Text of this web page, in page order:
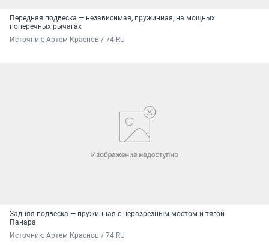
Передняя подвеска — независимая, пружинная, на мощных
поперечных рычагах
Источник: Артем Краснов / 74.RU
Задняя подвеска — пружинная с неразрезным мостом и тягой
Панара
Источник: Артем Краснов / 74.RU